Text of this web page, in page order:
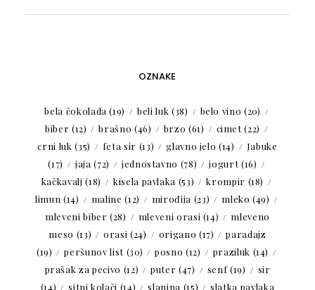
OZNAKE
bela čokolada (19) beli luk (38) belo vino (20)
biber (12) brašno (46) brzo (61) cimet(22)
crni luk (35) feta sir (13) glavno jelo (14)
Jabuke
(17)
jaja (72) jednostavno (78) jogurt(16)
kačkavalj (18) kisela pavlaka (53) krompir (18)
limun (14) maline (12) mirođija (23) mleko (49)
mleveni biber (28) mleveni orasi (14)
mleveno
meso (13) orasi (24) origano (17)
paradajz
(19)
peršunov list(30) posno (12) praziluk (14)
prašak za pecivo (12) puter (47) senf(19)
sir
(14)
sitni kolači (14) slanina (15) slatka pavlaka